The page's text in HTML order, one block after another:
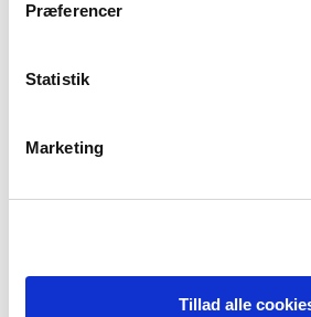
Præferencer
Statistik
Marketing
Tillad alle
Andre har også købt